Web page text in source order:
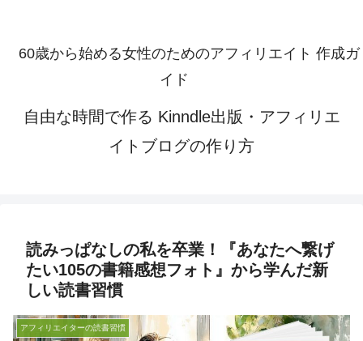
60歳から始める女性のためのアフィリエイト 作成ガ
イド
自由な時間で作る Kinndle出版・アフィリエ
イトブログの作り方
読みっぱなしの私を卒業！『あなたへ繋げ
たい105の書籍感想フォト』から学んだ新
しい読書習慣
アフィリエイターの読書習慣